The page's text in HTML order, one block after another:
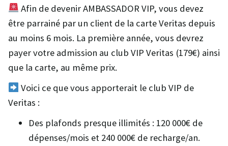
Afin de devenir AMBASSADOR VIP, vous devez
être parrainé par un client de la carte Veritas depuis
au moins 6 mois. La première année, vous devrez
payer votre admission au club VIP Veritas (179€) ainsi
que la carte, au même prix.
Voici ce que vous apporterait le club VIP de
Veritas :
Des plafonds presque illimités : 120 000€ de
dépenses/mois et 240 000€ de recharge/an.